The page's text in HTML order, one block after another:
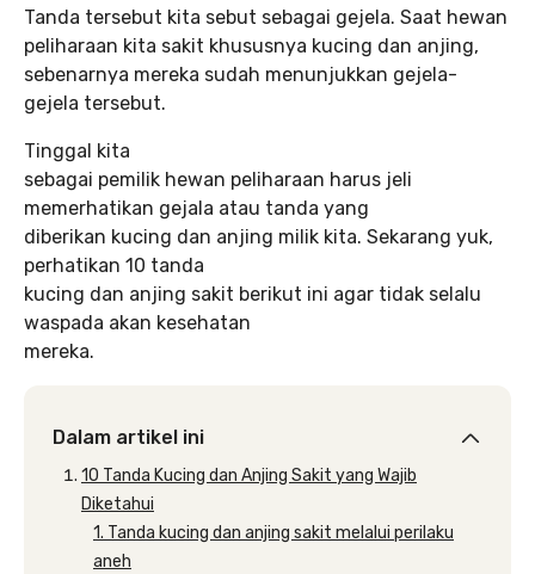
Tanda tersebut kita sebut sebagai gejela. Saat hewan
peliharaan kita sakit khususnya kucing dan anjing,
sebenarnya mereka sudah menunjukkan gejela-
gejela tersebut.
Tinggal kita
sebagai pemilik hewan peliharaan harus jeli
memerhatikan gejala atau tanda yang
diberikan kucing dan anjing milik kita. Sekarang yuk,
perhatikan 10 tanda
kucing dan anjing sakit berikut ini agar tidak selalu
waspada akan kesehatan
mereka.
Dalam artikel ini
10 Tanda Kucing dan Anjing Sakit yang Wajib
Diketahui
1. Tanda kucing dan anjing sakit melalui perilaku
aneh